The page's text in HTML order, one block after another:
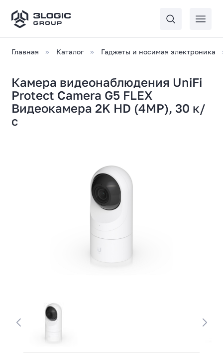
Главная Каталог Гаджеты и носимая электроника
Камера видеонаблюдения UniFi
Protect Camera G5 FLEX
Видеокамера 2K HD (4MP), 30 к/
с